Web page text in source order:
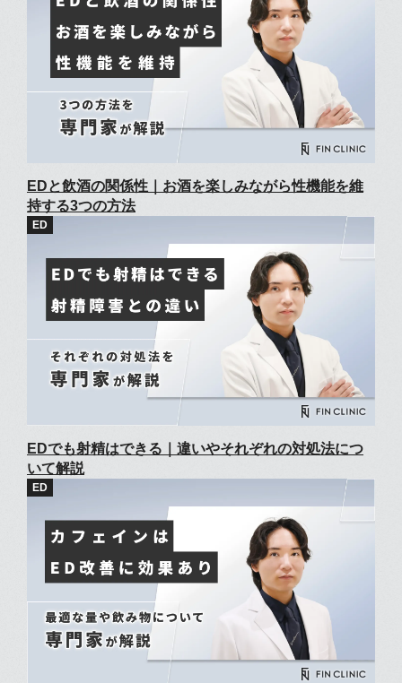
EDと飲酒の関係性｜お酒を楽しみながら性機能を維
持する3つの方法
EDでも射精はできる｜違いやそれぞれの対処法につ
いて解説